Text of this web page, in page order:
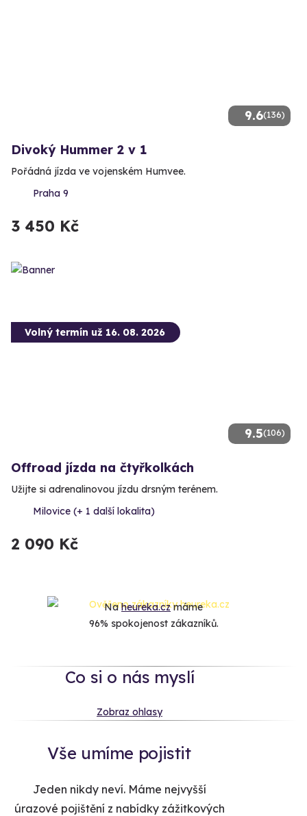
9.6(136)
Divoký Hummer 2 v 1
Pořádná jízda ve vojenském Humvee.
Praha 9
3 450 Kč
9.5(106)
Volný termín už 16. 08. 2026
Offroad jízda na čtyřkolkách
Užijte si adrenalinovou jízdu drsným terénem.
Milovice (+ 1 další lokalita)
2 090 Kč
Naheureka.czmáme
96% spokojenost zákazníků.
Co si o nás myslí
Zobraz ohlasy
Vše umíme pojistit
Jeden nikdy neví. Máme nejvyšší
úrazové pojištění z nabídky zážitkových